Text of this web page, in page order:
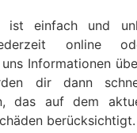
ist einfach und
online
Informationen
dir dann
das auf dem
berücksichtigt.